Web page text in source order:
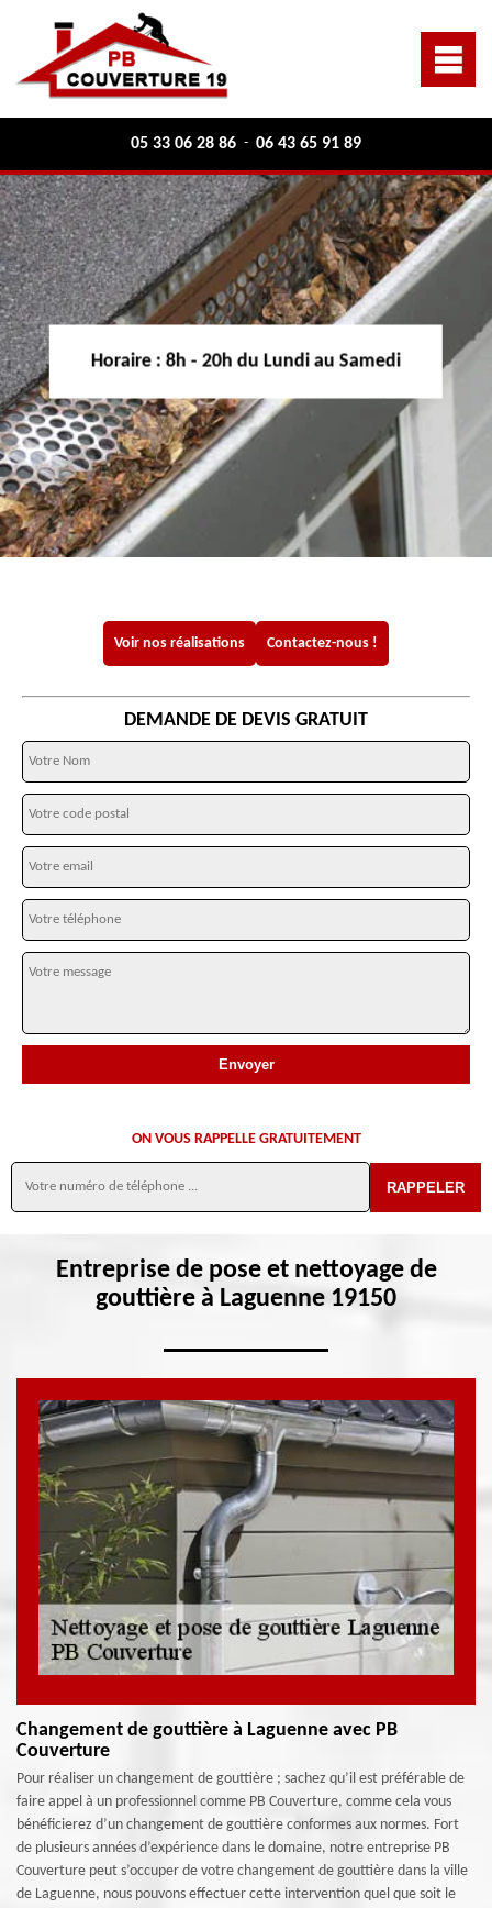
05 33 06 28 86 - 06 43 65 91 89
Horaire : 8h - 20h du Lundi au Samedi
Voir nos réalisations Contactez-nous !
DEMANDE DE DEVIS GRATUIT
ON VOUS RAPPELLE GRATUITEMENT
Entreprise de pose et nettoyage de
gouttière à Laguenne 19150
Changement de gouttière à Laguenne avec PB
Couverture
Pour réaliser un changement de gouttière ; sachez qu’il est préférable de
faire appel à un professionnel comme PB Couverture, comme cela vous
bénéficierez d’un changement de gouttière conformes aux normes. Fort
de plusieurs années d’expérience dans le domaine, notre entreprise PB
Couverture peut s’occuper de votre changement de gouttière dans la ville
de Laguenne, nous pouvons effectuer cette intervention quel que soit le